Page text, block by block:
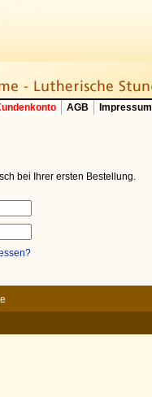
AGB Impressum
bei Ihrer ersten Bestellung.